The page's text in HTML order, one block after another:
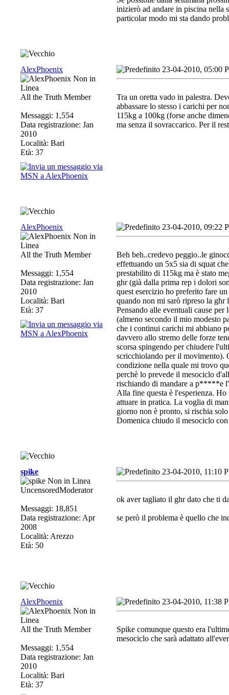
inizierò ad andare in piscina nella
particolar modo mi sta dando
AlexPhoenix
All the Truth Member
Messaggi: 1,554
Data registrazione: Jan
2010
Località: Bari
Età: 37
23-04-2010, 05:00
Tra un oretta vado in palestra.
abbassare lo stesso i carichi per
115kg a 100kg (forse anche
ma senza il sovraccarico. Per il
AlexPhoenix
All the Truth Member
Messaggi: 1,554
Data registrazione: Jan
2010
Località: Bari
Età: 37
23-04-2010, 09:22
Beh beh..credevo peggio..le
effettuando un 5x5 sia di squat
prestabilito di 115kg ma è stato
ghr (già dalla prima rep i dolori
quest esercizio ho preferito fare
quando non mi sarò ripreso la ghr
Pensando alle eventuali cause
(almeno secondo il mio modesto
che i continui carichi mi abbiano
davvero allo stremo delle forze
scorsa spingendo per chiudere
scricchiolando per il movimento).
condizione nella quale mi trovo
perchè lo prevede il mesociclo
rischiando di mandare a p*****e
Alla fine questa è l'esperienza.
attuare in pratica. La voglia di
giorno non è pronto, si rischia
Domenica chiudo il mesociclo
spike
UncensoredModerator
Messaggi: 18,851
Data registrazione: Apr
2008
Località: Arezzo
Età: 50
23-04-2010, 11:10
ok aver tagliato il ghr dato che ti
se però il problema è quello che
AlexPhoenix
All the Truth Member
Messaggi: 1,554
Data registrazione: Jan
2010
Località: Bari
Età: 37
23-04-2010, 11:38
Spike comunque questo era
mesociclo che sarà adattato